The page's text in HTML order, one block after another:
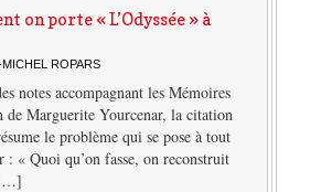
on porte « L’Odyssée » à
ROPARS
notes accompagnant les Mémoires
de Marguerite Yourcenar, la citation
le problème qui se pose à tout
: « Quoi qu’on fasse, on reconstruit